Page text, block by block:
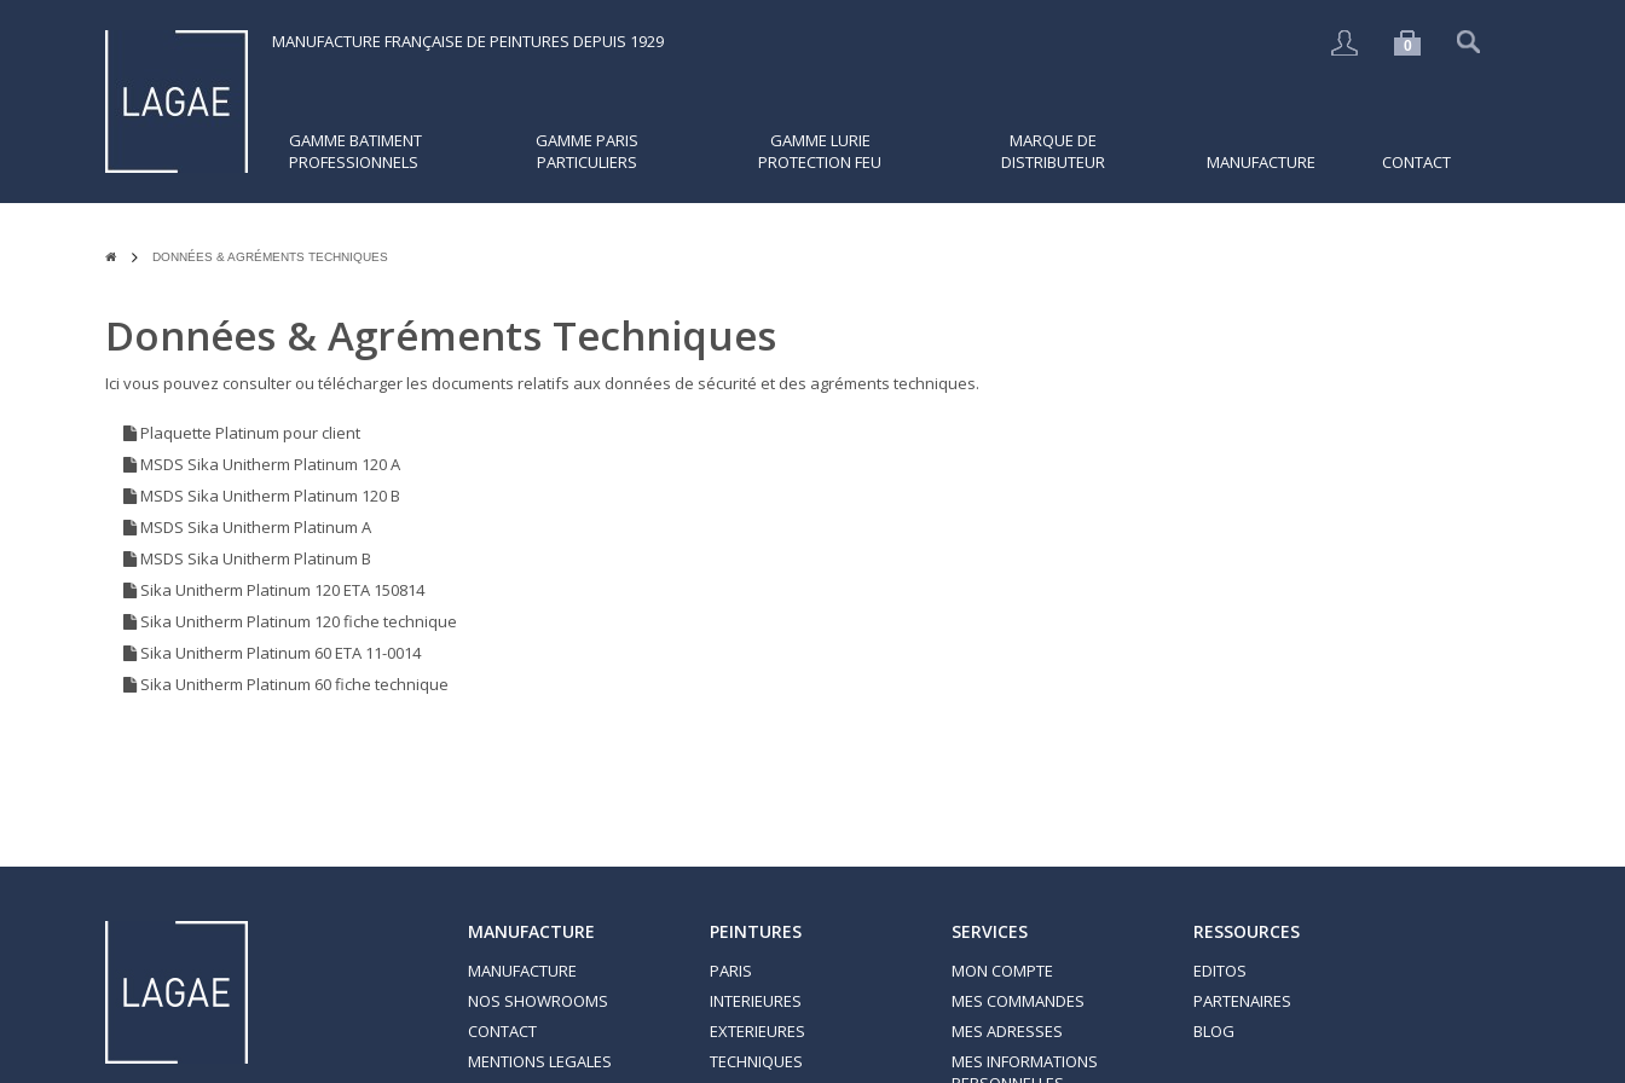
0
MANUFACTURE FRANÇAISE DE PEINTURES DEPUIS 1929
GAMME BATIMENT
PROFESSIONNELS
GAMME PARIS
PARTICULIERS
GAMME LURIE
PROTECTION FEU
MARQUE DE
DISTRIBUTEUR
MANUFACTURE CONTACT
DONNÉES & AGRÉMENTS TECHNIQUES
Données & Agréments Techniques
Ici vous pouvez consulter ou télécharger les documents relatifs aux données de sécurité et des agréments techniques.
Plaquette Platinum pour client
MSDS Sika Unitherm Platinum 120 A
MSDS Sika Unitherm Platinum 120 B
MSDS Sika Unitherm Platinum A
MSDS Sika Unitherm Platinum B
Sika Unitherm Platinum 120 ETA 150814
Sika Unitherm Platinum 120 fiche technique
Sika Unitherm Platinum 60 ETA 11-0014
Sika Unitherm Platinum 60 fiche technique
MANUFACTURE
MANUFACTURE
NOS SHOWROOMS
CONTACT
MENTIONS LEGALES
PEINTURES
PARIS
INTERIEURES
EXTERIEURES
TECHNIQUES
SERVICES
MON COMPTE
MES COMMANDES
MES ADRESSES
MES INFORMATIONS
RESSOURCES
EDITOS
PARTENAIRES
BLOG